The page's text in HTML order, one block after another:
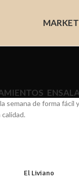
MARKET
semana de forma fácil
El Liviano